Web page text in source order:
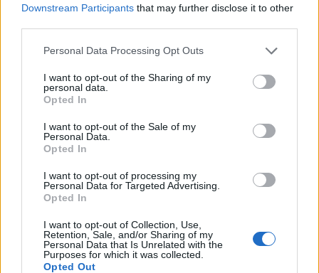
Downstream Participants that may further disclose it to other
Personal Data Processing Opt Outs
I want to opt-out of the Sharing of my
personal data.
Opted In
I want to opt-out of the Sale of my
Personal Data.
Opted In
I want to opt-out of processing my
Personal Data for Targeted Advertising.
Opted In
I want to opt-out of Collection, Use,
Retention, Sale, and/or Sharing of my
Personal Data that Is Unrelated with the
Purposes for which it was collected.
Opted Out
Codycross Arti dello Spettacolo
soluzioni
Codycross Esplorando lo Spazio
soluzioni
Codycross Vita da Studente soluzioni
Codycross Giochi soluzioni
Codycross Mesopotamia soluzioni
Codycross Città del Futuro soluzioni